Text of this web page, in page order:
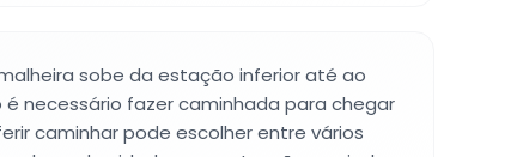
sobe da estação inferior até ao
é necessário fazer caminhada para chegar
caminhar pode escolher entre vários